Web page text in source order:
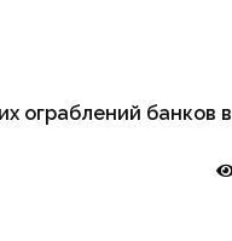
ограблений банков в